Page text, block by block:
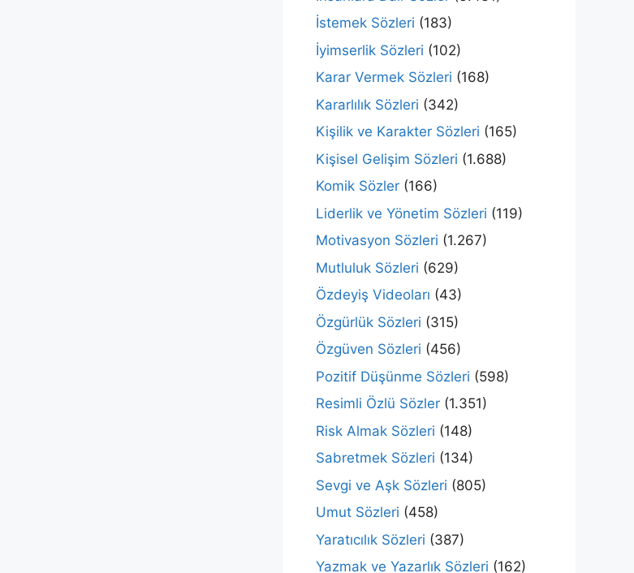
İstemek Sözleri (183)
İyimserlik Sözleri (102)
Karar Vermek Sözleri (168)
Kararlılık Sözleri (342)
Kişilik ve Karakter Sözleri (165)
Kişisel Gelişim Sözleri (1.688)
Komik Sözler (166)
Liderlik ve Yönetim Sözleri (119)
Motivasyon Sözleri (1.267)
Mutluluk Sözleri (629)
Özdeyiş Videoları (43)
Özgürlük Sözleri (315)
Özgüven Sözleri (456)
Pozitif Düşünme Sözleri (598)
Resimli Özlü Sözler (1.351)
Risk Almak Sözleri (148)
Sabretmek Sözleri (134)
Sevgi ve Aşk Sözleri (805)
Umut Sözleri (458)
Yaratıcılık Sözleri (387)
Yazmak ve Yazarlık Sözleri (162)